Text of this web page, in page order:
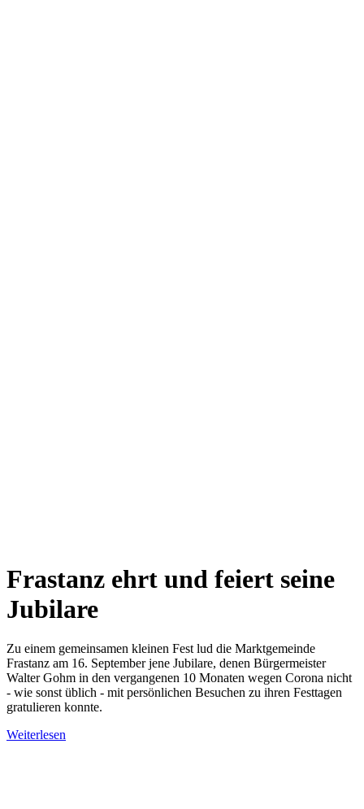
Frastanz ehrt und feiert seine
Jubilare
Zu einem gemeinsamen kleinen Fest lud die Marktgemeinde
Frastanz am 16. September jene Jubilare, denen Bürgermeister
Walter Gohm in den vergangenen 10 Monaten wegen Corona nicht
- wie sonst üblich - mit persönlichen Besuchen zu ihren Festtagen
gratulieren konnte.
Weiterlesen